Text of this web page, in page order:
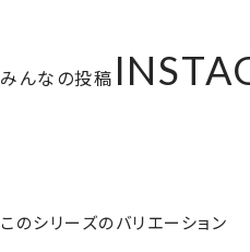
みんなの投稿
このシリーズのバリエーション